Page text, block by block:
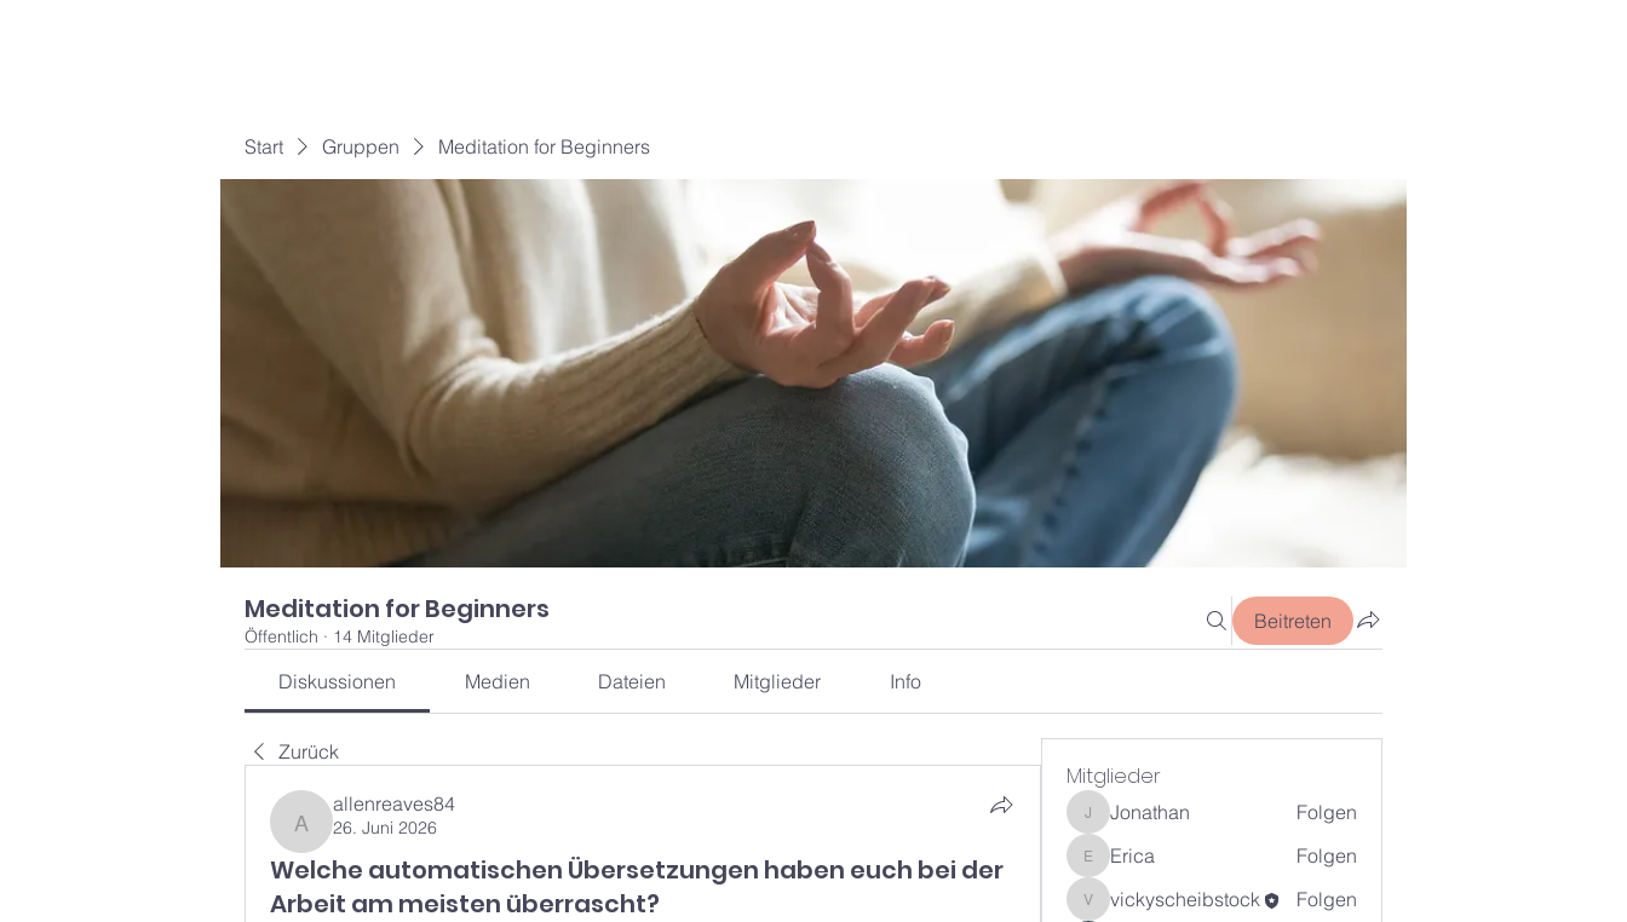
Start Gruppen Meditation for Beginners
Meditation for Beginners
Öffentlich · 14 Mitglieder
Beitreten
Diskussionen Medien Dateien Mitglieder Info
Zurück
allenreaves84
allenreaves84
26. Juni 2026
Welche automatischen Übersetzungen haben euch bei der
Arbeit am meisten überrascht?
Mitglieder
Jonathan
Jonathan Folgen
EricaErica Folgen
vickyscheibstock
vickyscheibstock
Folgen